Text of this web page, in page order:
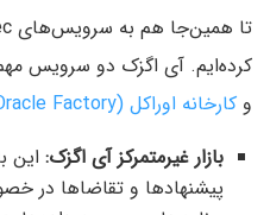
کرده‌ایم. آی اگزک دو سرویس
و کارخانه اوراکل (Oracle Factory)
بازار غیرمتمرکز آی اگزک: این
پیشنهادها و تقاضاها در